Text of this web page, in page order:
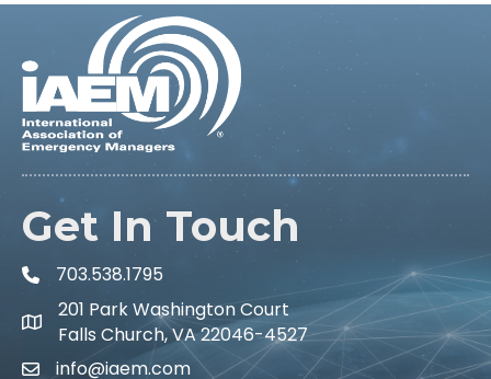
Get In Touch
703.538.1795
201 Park Washington Court
Falls Church, VA 22046-4527
info@iaem.com